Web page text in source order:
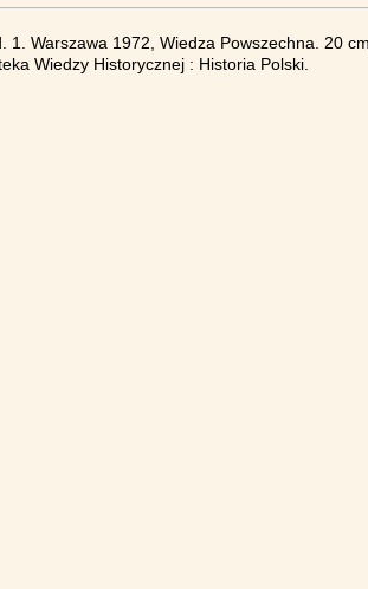
1. Warszawa 1972, Wiedza Powszechna. 20
Wiedzy Historycznej : Historia Polski.